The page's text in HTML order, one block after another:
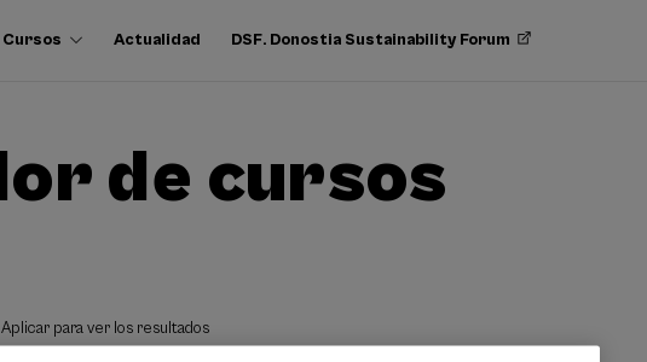
Cursos Actualidad DSF. Donostia Sustainability Forum
de cursos
para ver los resultados